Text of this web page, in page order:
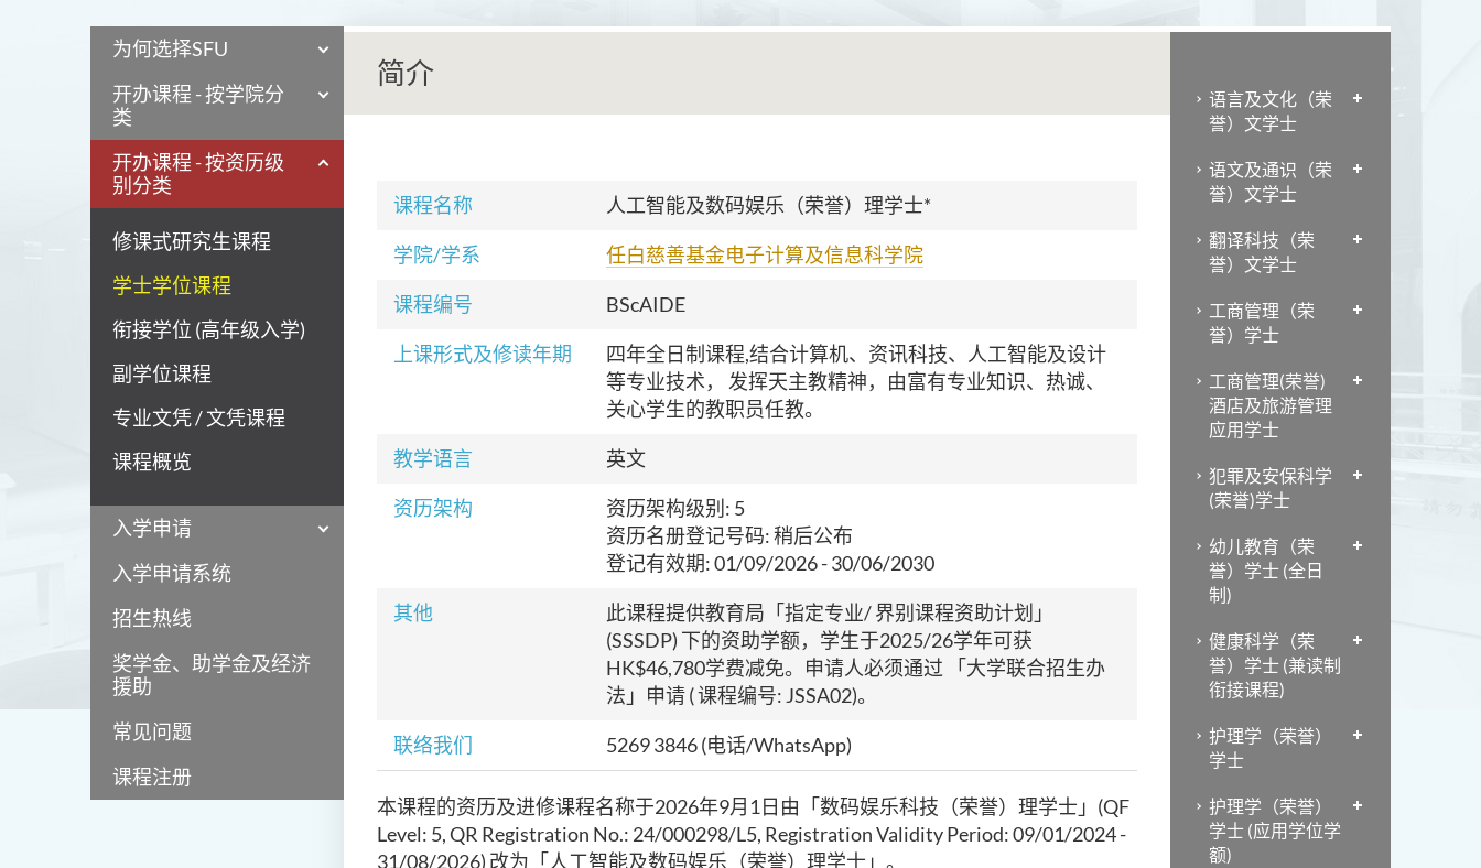
为何选择SFU
开办课程 - 按学院分
类
开办课程 - 按资历级
别分类
修课式研究生课程
学士学位课程
衔接学位 (高年级入学)
副学位课程
专业文凭 / 文凭课程
课程概览
入学申请
入学申请系统
招生热线
奖学金、助学金及经济
援助
常见问题
课程注册
简介
课程名称 人工智能及数码娱乐（荣誉）理学士*
学院/学系 任白慈善基金电子计算及信息科学院
课程编号 BScAIDE
上课形式及修读年期
四年全日制课程,结合计算机、资讯科技、人工智能及设计
等专业技术， 发挥天主教精神，由富有专业知识、热诚、
关心学生的教职员任教。
教学语言 英文
资历架构
资历架构级别: 5
资历名册登记号码: 稍后公布
登记有效期:01/09/2026- 30/06/2030
其他
此课程提供教育局「指定专业/ 界别课程资助计划」
(SSSDP) 下的资助学额，学生于2025/26学年可获
HK$46,780学费减免。申请人必须通过 「大学联合招生办
法」申请 ( 课程编号: JSSA02)。
联络我们 5269 3846(电话/WhatsApp)
本课程的资历及进修课程名称于2026年9月1日由「数码娱乐科技（荣誉）理学士」(QF
Level: 5, QR Registration No.: 24/000298/L5, Registration Validity Period: 09/01/2024 -
31/08/2026) 改为「人工智能及数码娱乐（荣誉）理学士」。
语言及文化（荣
誉）文学士
语文及通识（荣
誉）文学士
翻译科技（荣
誉）文学士
工商管理（荣
誉）学士
工商管理(荣誉)
酒店及旅游管理
应用学士
犯罪及安保科学
(荣誉)学士
幼儿教育（荣
誉）学士 (全日
制)
健康科学（荣
誉）学士 (兼读制
衔接课程)
护理学（荣誉）
学士
护理学（荣誉）
学士 (应用学位学
额)